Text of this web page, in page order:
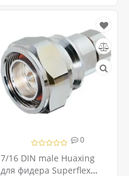
0
7/16 DIN male Huaxing
для фидера Superflex